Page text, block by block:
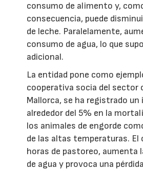
consumo de alimento y,
consecuencia, puede
de leche. Paralelamente,
consumo de agua, lo que
adicional.
La entidad pone como
cooperativa socia del sector
Mallorca, se ha registrado
alrededor del 5% en la
los animales de engorde
de las altas temperaturas. El
horas de pastoreo, aumenta
de agua y provoca una